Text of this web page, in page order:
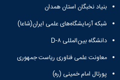
بنیاد نخبگان استان همدان
شبکه آزمایشگاه‌های علمی ایران(شاعا)
دانشگاه بین‌المللی D-۸
معاونت علمی فناوری ریاست جمهوری
پورتال امام خمینی (ره)